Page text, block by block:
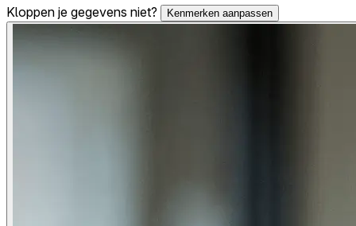
Kloppen je gegevens niet?
Kenmerken aanpassen